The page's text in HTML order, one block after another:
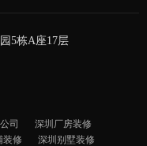
5栋A座17层
司
深圳厂房装修
装修
深圳别墅装修